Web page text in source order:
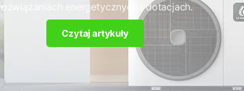
energetycznych i dotacjach.
Czytaj artykuły